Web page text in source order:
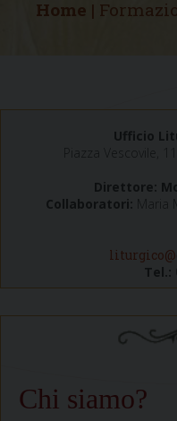
Home |
Ufficio
Piazza Vescovile,
Direttore:
Collaboratori:
Tel.:
Chi siamo?